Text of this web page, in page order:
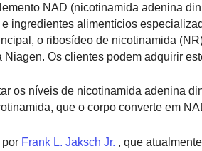
NAD (nicotinamida adenina
ingredientes alimentícios
o ribosídeo de nicotinamida
Os clientes podem adquirir
os níveis de nicotinamida adenina
que o corpo converte em
por Frank L. Jaksch Jr. , que